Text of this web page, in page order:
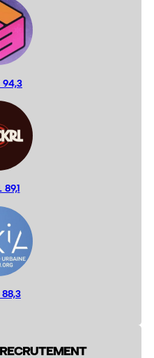
94,3
89,1